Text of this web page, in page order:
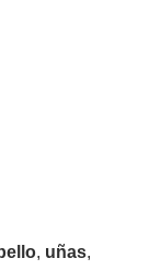
, uñas,